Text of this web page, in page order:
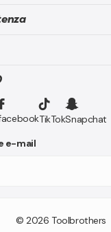
TikTokSnapchat
e-mail
©2026 Toolbrothers